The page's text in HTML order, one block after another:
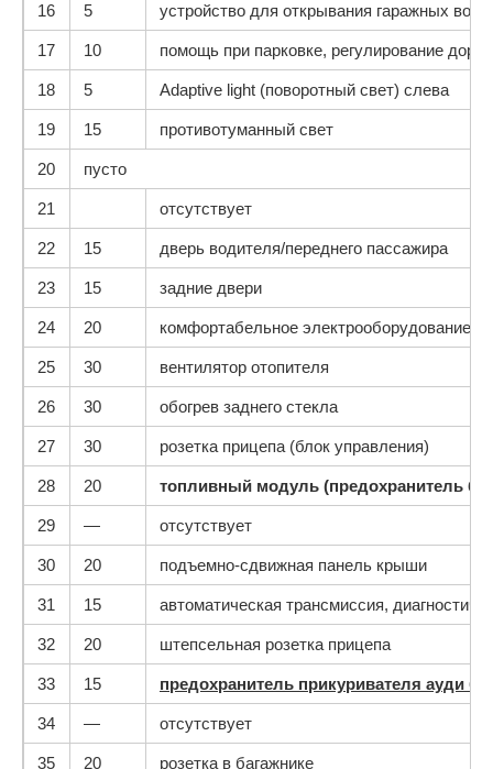
16 5 устройство для открывания гаражных
17 10 помощь при парковке, регулирование
18 5 Adaptive light (поворотный свет) слева
19 15 противотуманный свет
20 пусто
21 отсутствует
22 15 дверь водителя/переднего пассажира
23 15 задние двери
24 20 комфортабельное электрооборудование
25 30 вентилятор отопителя
26 30 обогрев заднего стекла
27 30 розетка прицепа (блок управления)
28 20 топливный модуль (предохранитель
29 — отсутствует
30 20 подъемно-сдвижная панель крыши
31 15 автоматическая трансмиссия,
32 20 штепсельная розетка прицепа
33 15 предохранитель прикуривателя ауди б7
34 — отсутствует
35 20 розетка в багажнике